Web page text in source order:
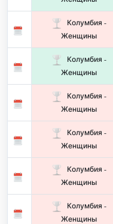
Колумбия -
Женщины
Колумбия -
Женщины
Колумбия -
Женщины
Колумбия -
Женщины
Колумбия -
Женщины
Колумбия -
Женщины